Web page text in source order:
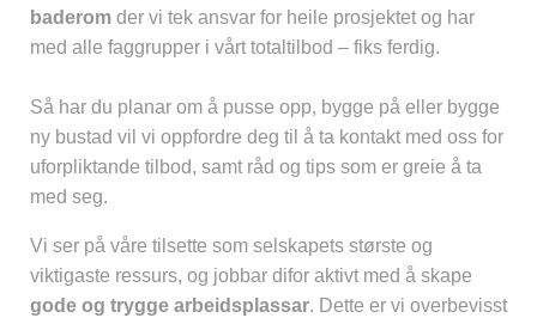
baderom der vi tek ansvar for heile prosjektet og har
med alle faggrupper i vårt totaltilbod – fiks ferdig.
Så har du planar om å pusse opp, bygge på eller bygge
ny bustad vil vi oppfordre deg til å ta kontakt med oss for
uforpliktande tilbod, samt råd og tips som er greie å ta
med seg.
Vi ser på våre tilsette som selskapets største og
viktigaste ressurs, og jobbar difor aktivt med å skape
gode og trygge arbeidsplassar. Dette er vi overbevisst